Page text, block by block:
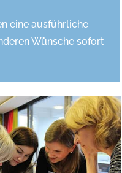
eine ausführliche
Wünsche sofort